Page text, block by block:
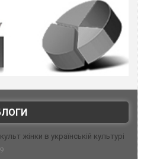
жінки в українській культурі